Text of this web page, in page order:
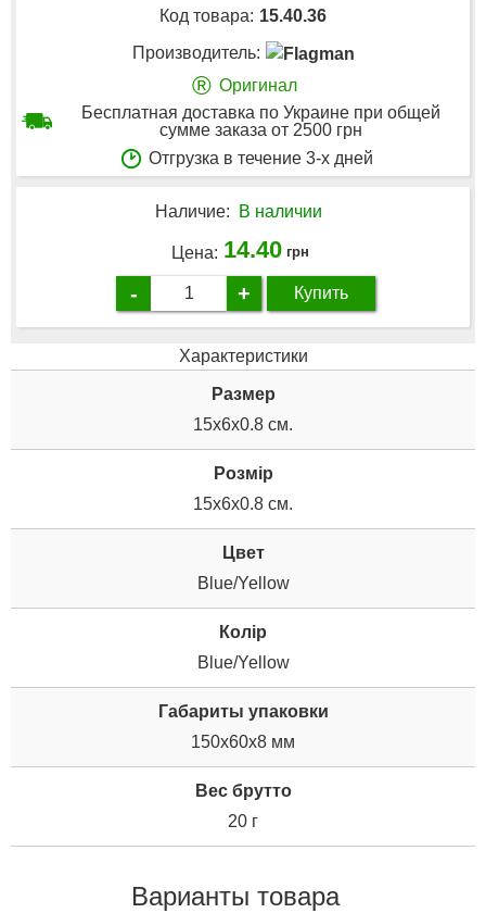
Код товара: 15.40.36
Производитель:
® Оригинал
Бесплатная доставка по Украине при общей
сумме заказа от 2500 грн
Отгрузка в течение 3-х дней
Наличие: В наличии
Цена: 14.40 грн
- + Купить
Характеристики
Размер
15х6х0.8 см.
Розмір
15х6х0.8 см.
Цвет
Blue/Yellow
Колір
Blue/Yellow
Габариты упаковки
150x60x8 мм
Вес брутто
20 г
Варианты товара